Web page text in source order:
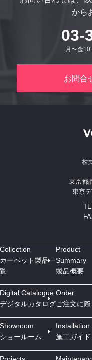
から
03-
月〜金
お問合
株
東京都
東京
Collection
カーペット製品一
覧
Digital Catalogue
デジタルカタログ
Showroom
ショールーム
Product
Summary
製品概要
Order
ご注文に際
Installation
施工ガイド